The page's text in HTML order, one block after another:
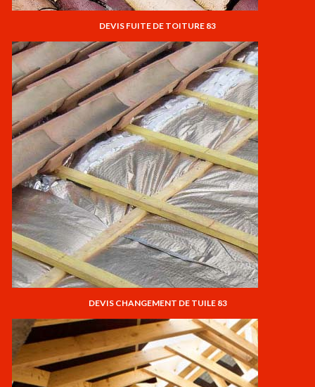
DEVIS FUITE DE TOITURE 83
DEVIS CHANGEMENT DE TUILE 83